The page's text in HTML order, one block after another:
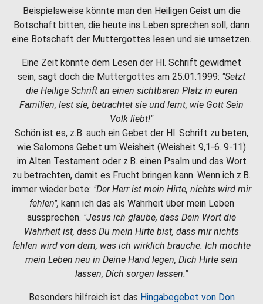
Beispielsweise könnte man den Heiligen Geist um die
Botschaft bitten, die heute ins Leben sprechen soll, dann
eine Botschaft der Muttergottes lesen und sie umsetzen.
Eine Zeit könnte dem Lesen der Hl. Schrift gewidmet
sein, sagt doch die Muttergottes am 25.01.1999: "Setzt
die Heilige Schrift an einen sichtbaren Platz in euren
Familien, lest sie, betrachtet sie und lernt, wie Gott Sein
Volk liebt!"
Schön ist es, z.B. auch ein Gebet der Hl. Schrift zu beten,
wie Salomons Gebet um Weisheit (Weisheit 9,1-6. 9-11)
im Alten Testament oder z.B. einen Psalm und das Wort
zu betrachten, damit es Frucht bringen kann. Wenn ich z.B.
immer wieder bete: "Der Herr ist mein Hirte, nichts wird mir
fehlen", kann ich das als Wahrheit über mein Leben
aussprechen. "Jesus ich glaube, dass Dein Wort die
Wahrheit ist, dass Du mein Hirte bist, dass mir nichts
fehlen wird von dem, was ich wirklich brauche. Ich möchte
mein Leben neu in Deine Hand legen, Dich Hirte sein
lassen, Dich sorgen lassen."
Besonders hilfreich ist das Hingabegebet von Don